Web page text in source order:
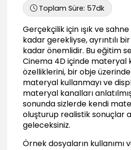
02:22
02:37
Alpha
02:49
Specular
02:06
Glow
01:46
Displacement
04:15
Gelişmiş Materyal
Toplam Süre: 57dk
Gerçekçilik için ışık ve
kadar gerekliyse, ayrıntılı
kadar önemlidir. Bu eğitim
Cinema 4D içinde materyal
özelliklerini, bir obje
materyal kullanmayı ve
materyal kanalları
sonunda sizlerde kendi
oluşturup realistik sonuçlar
geleceksiniz.
Örnek dosyaların kullanımı